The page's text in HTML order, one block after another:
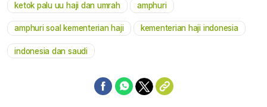
ketok palu uu haji dan umrah amphuri
amphuri soal kementerian haji kementerian haji indonesia
indonesia dan saudi